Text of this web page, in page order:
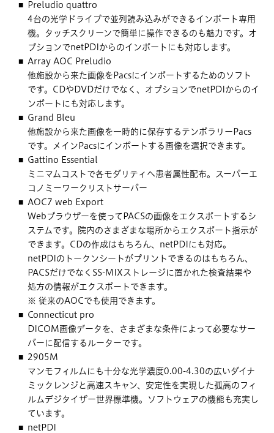
Preludio quattro
4台の光学ドライブで並列読み込みができるインポート専用
機。タッチスクリーンで簡単に操作できるのも魅力です。オ
プションでnetPDIからのインポートにも対応します。
Array AOC Preludio
他施設から来た画像をPacsにインポートするためのソフト
です。CDやDVDだけでなく、オプションでnetPDIからのイ
ンポートにも対応します。
Grand Bleu
他施設から来た画像を一時的に保存するテンポラリーPacs
です。メインPacsにインポートする画像を選択できます。
Gattino Essential
ミニマムコストで各モダリティへ患者属性配布。スーパーエ
コノミーワークリストサーバー
AOC7 web Export
Webブラウザーを使ってPACSの画像をエクスポートするシ
ステムです。院内のさまざまな場所からエクスポート指示が
できます。CDの作成はもちろん、netPDIにも対応。
netPDIのトークンシートがプリントできるのはもちろん、
PACSだけでなくSS-MIXストレージに置かれた検査結果や
処方の情報がエクスポートできます。
※ 従来のAOCでも使用できます。
Connecticut pro
DICOM画像データを、さまざまな条件によって必要なサー
バーに配信するルーターです。
2905M
マンモフィルムにも十分な光学濃度0.00-4.30の広いダイナ
ミックレンジと高速スキャン、安定性を実現した孤高のフィ
ルムデジタイザー世界標準機。ソフトウェアの機能も充実し
ています。
netPDI